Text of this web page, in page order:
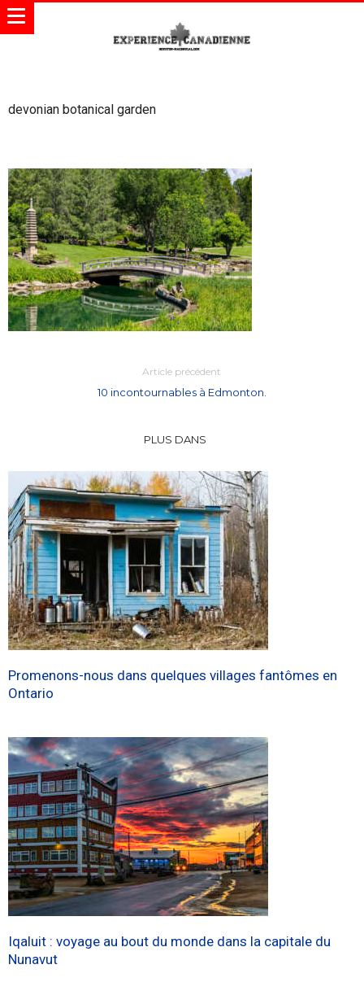
devonian botanical garden
Article précédent
10 incontournables à Edmonton.
PLUS DANS
Promenons-nous dans quelques villages fantômes en
Ontario
Iqaluit : voyage au bout du monde dans la capitale du
Nunavut